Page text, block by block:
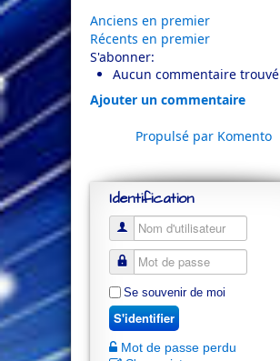
Anciens en premier
Récents en premier
S'abonner:
Aucun commentaire trouvé
Ajouter un commentaire
Propulsé par Komento
Identification
Se souvenir de moi
S'identifier
Mot de passe perdu